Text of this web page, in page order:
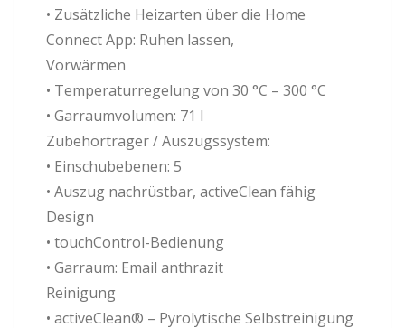
• Zusätzliche Heizarten über die Home
Connect App: Ruhen lassen,
Vorwärmen
• Temperaturregelung von 30 °C – 300 °C
• Garraumvolumen: 71 l
Zubehörträger / Auszugssystem:
• Einschubebenen: 5
• Auszug nachrüstbar, activeClean fähig
Design
• touchControl-Bedienung
• Garraum: Email anthrazit
Reinigung
• activeClean® – Pyrolytische Selbstreinigung